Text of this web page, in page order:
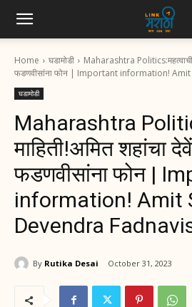
Home घडामोडी
Maharashtra Politics:महत्वाची
फडणवीसांना फोन | Important information! Amit
घडामोडी
Maharashtra
माहिती!अमित शहांचा
फडणवीसांना फोन |
information! Amit
Devendra
By Rutika Desai October 31, 2023